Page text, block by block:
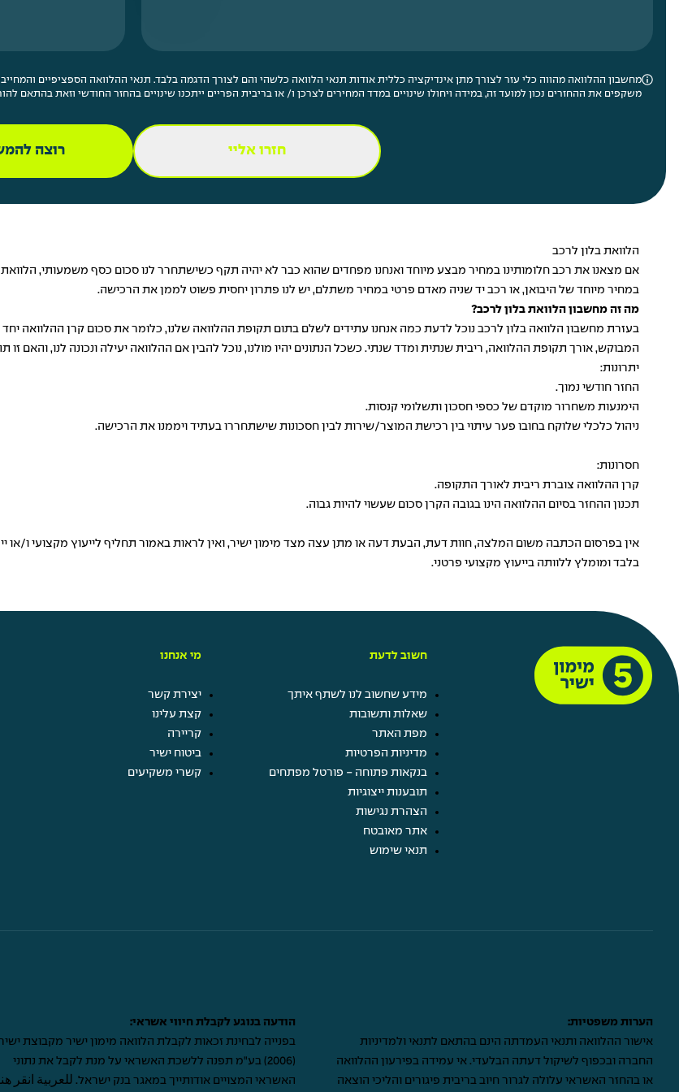
מחשבון ההלוואה מהווה כלי עזר לצורך מתן אינדיקציה כללית אודות תנאי הלוואה כלשהי והם לצורך הדגמה בלבד. תנאי ההלוואה הספציפיים
משקפים את ההחזרים נכון למועד זה, במידה ויחולו שינויים במדד המחירים לצרכן ו/ או בריבית הפריים ייתכנו שינויים בהחזר החודשי וזאת בהתאם
חזרו אליי רוצה
הלוואת בלון לרכב
אם מצאנו את רכב חלומותינו במחיר מבצע מיוחד ואנחנו מפחדים שהוא כבר לא יהיה תקף כשישתחרר לנו סכום כסף משמעותי, הלוואת
במחיר מיוחד של היבואן, או רכב יד שניה מאדם פרטי במחיר משתלם, יש לנו פתרון יחסית פשוט לממן את הרכישה.
מה זה מחשבון הלוואת בלון לרכב?
בעזרת מחשבון הלוואה בלון לרכב נוכל לדעת כמה אנחנו עתידים לשלם בתום תקופת ההלוואה שלנו, כלומר את סכום קרן ההלוואה
המבוקש, אורך תקופת ההלוואה, ריבית שנתית ומדד שנתי. כשכל הנתונים יהיו מולנו, נוכל להבין אם ההלוואה יעילה ונכונה לנו, והאם
יתרונות:
החזר חודשי נמוך.
הימנעות משחרור מוקדם של כספי חסכון ותשלומי קנסות.
ניהול כלכלי שלוקח בחובו פער עיתוי בין רכישת המוצר/שירות לבין חסכונות שישתחררו בעתיד ויממנו את הרכישה.
חסרונות:
קרן ההלוואה צוברת ריבית לאורך התקופה.
תכנון ההחזר בסיום ההלוואה הינו בגובה הקרן סכום שעשוי להיות גבוה.
אין בפרסום הכתבה משום המלצה, חוות דעת, הבעת דעה או מתן עצה מצד מימון ישיר, ואין לראות באמור תחליף לייעוץ מקצועי ו/
בלבד ומומלץ ללוותה בייעוץ מקצועי פרטני.
חשוב לדעת
מידע שחשוב לנו לשתף איתך
שאלות ותשובות
מפת האתר
מדיניות הפרטיות
בנקאות פתוחה - פורטל מפתחים
תובענות ייצוגיות
הצהרת נגישות
אתר מאובטח
תנאי שימוש
מי אנחנו
יצירת קשר
קצת עלינו
קריירה
ביטוח ישיר
קשרי משקיעים
הערות משפטיות:
אישור ההלוואה ותנאי העמדתה הינם בהתאם לתנאי ולמדיניות
החברה ובכפוף לשיקול דעתה הבלעדי. אי עמידה בפירעון ההלוואה
או בהחזר האשראי עלולה לגרור חיוב בריבית פיגורים והליכי הוצאה
הודעה בנוגע לקבלת חיווי אשראי:
בפנייה לבחינת זכאות לקבלת הלוואה מימון ישיר מקבוצת
(2006) בע"מ תפנה ללשכת האשראי על מנת לקבל את נתוני
האשראי המצויים אודותייך במאגר בנק ישראל. للعربية انقر هنا